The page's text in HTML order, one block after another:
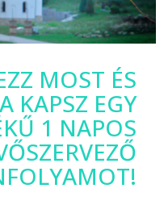
MOST ÉS
KAPSZ EGY
1 NAPOS